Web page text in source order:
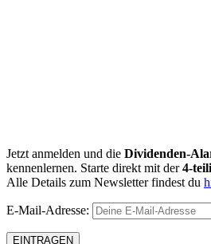
Jetzt anmelden und die Dividenden-
kennenlernen. Starte direkt mit der4-
Alle Details zum Newsletter findest du
E-Mail-Adresse: